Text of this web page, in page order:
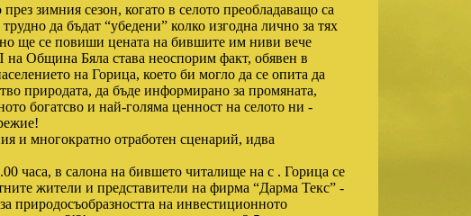
зимния сезон, когато в селото преобладаващо са
да бъдат “убедени” колко изгодна лично за тях
ще се повиши цената на бившите им ниви вече
Община Бяла става неоспорим факт, обявен в
на Горица, което би могло да се опита да
природата, да бъде информирано за промяната,
богатсво и най-голяма ценност на селото ни -
и многократно отработен сценарий, идва
часа, в салона на бившето читалище на с . Горица се
жители и представители на фирма “Дарма Текс” -
природосъобразността на инвестиционното